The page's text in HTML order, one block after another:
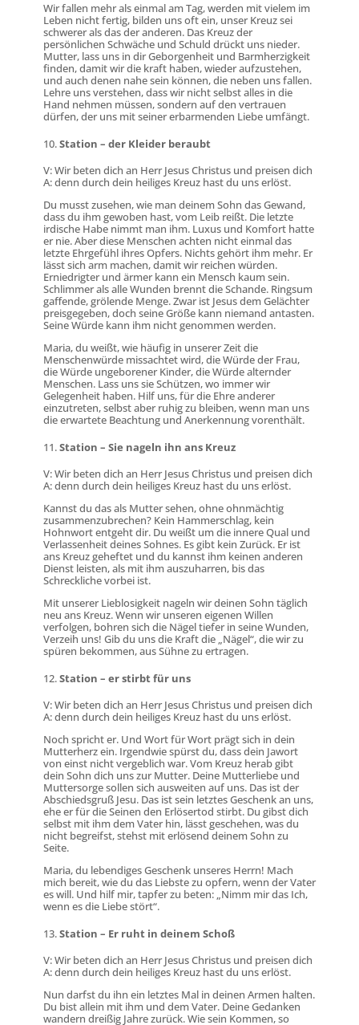
Wir fallen mehr als einmal am Tag, werden mit vielem im
Leben nicht fertig, bilden uns oft ein, unser Kreuz sei
schwerer als das der anderen. Das Kreuz der
persönlichen Schwäche und Schuld drückt uns nieder.
Mutter, lass uns in dir Geborgenheit und Barmherzigkeit
finden, damit wir die kraft haben, wieder aufzustehen,
und auch denen nahe sein können, die neben uns fallen.
Lehre uns verstehen, dass wir nicht selbst alles in die
Hand nehmen müssen, sondern auf den vertrauen
dürfen, der uns mit seiner erbarmenden Liebe umfängt.
Station – der Kleider beraubt
V: Wir beten dich an Herr Jesus Christus und preisen dich
A: denn durch dein heiliges Kreuz hast du uns erlöst.
Du musst zusehen, wie man deinem Sohn das Gewand,
dass du ihm gewoben hast, vom Leib reißt. Die letzte
irdische Habe nimmt man ihm. Luxus und Komfort hatte
er nie. Aber diese Menschen achten nicht einmal das
letzte Ehrgefühl ihres Opfers. Nichts gehört ihm mehr. Er
lässt sich arm machen, damit wir reichen würden.
Erniedrigter und ärmer kann ein Mensch kaum sein.
Schlimmer als alle Wunden brennt die Schande. Ringsum
gaffende, grölende Menge. Zwar ist Jesus dem Gelächter
preisgegeben, doch seine Größe kann niemand antasten.
Seine Würde kann ihm nicht genommen werden.
Maria, du weißt, wie häufig in unserer Zeit die
Menschenwürde missachtet wird, die Würde der Frau,
die Würde ungeborener Kinder, die Würde alternder
Menschen. Lass uns sie Schützen, wo immer wir
Gelegenheit haben. Hilf uns, für die Ehre anderer
einzutreten, selbst aber ruhig zu bleiben, wenn man uns
die erwartete Beachtung und Anerkennung vorenthält.
Station – Sie nageln ihn ans Kreuz
V: Wir beten dich an Herr Jesus Christus und preisen dich
A: denn durch dein heiliges Kreuz hast du uns erlöst.
Kannst du das als Mutter sehen, ohne ohnmächtig
zusammenzubrechen? Kein Hammerschlag, kein
Hohnwort entgeht dir. Du weißt um die innere Qual und
Verlassenheit deines Sohnes. Es gibt kein Zurück. Er ist
ans Kreuz geheftet und du kannst ihm keinen anderen
Dienst leisten, als mit ihm auszuharren, bis das
Schreckliche vorbei ist.
Mit unserer Lieblosigkeit nageln wir deinen Sohn täglich
neu ans Kreuz. Wenn wir unseren eigenen Willen
verfolgen, bohren sich die Nägel tiefer in seine Wunden,
Verzeih uns! Gib du uns die Kraft die „Nägel“, die wir zu
spüren bekommen, aus Sühne zu ertragen.
Station – er stirbt für uns
V: Wir beten dich an Herr Jesus Christus und preisen dich
A: denn durch dein heiliges Kreuz hast du uns erlöst.
Noch spricht er. Und Wort für Wort prägt sich in dein
Mutterherz ein. Irgendwie spürst du, dass dein Jawort
von einst nicht vergeblich war. Vom Kreuz herab gibt
dein Sohn dich uns zur Mutter. Deine Mutterliebe und
Muttersorge sollen sich ausweiten auf uns. Das ist der
Abschiedsgruß Jesu. Das ist sein letztes Geschenk an uns,
ehe er für die Seinen den Erlösertod stirbt. Du gibst dich
selbst mit ihm dem Vater hin, lässt geschehen, was du
nicht begreifst, stehst mit erlösend deinem Sohn zu
Seite.
Maria, du lebendiges Geschenk unseres Herrn! Mach
mich bereit, wie du das Liebste zu opfern, wenn der Vater
es will. Und hilf mir, tapfer zu beten: „Nimm mir das Ich,
wenn es die Liebe stört“.
Station – Er ruht in deinem Schoß
V: Wir beten dich an Herr Jesus Christus und preisen dich
A: denn durch dein heiliges Kreuz hast du uns erlöst.
Nun darfst du ihn ein letztes Mal in deinen Armen halten.
Du bist allein mit ihm und dem Vater. Deine Gedanken
wandern dreißig Jahre zurück. Wie sein Kommen, so